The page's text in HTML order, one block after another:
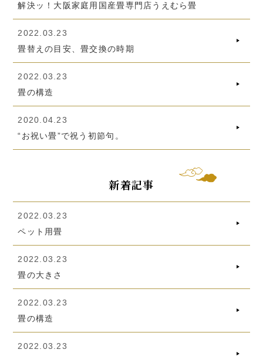
解決ッ！大阪家庭用国産畳専門店うえむら畳
2022.03.23
畳替えの目安、畳交換の時期
2022.03.23
畳の構造
2020.04.23
“お祝い畳”で祝う初節句。
新着記事
2022.03.23
ペット用畳
2022.03.23
畳の大きさ
2022.03.23
畳の構造
2022.03.23